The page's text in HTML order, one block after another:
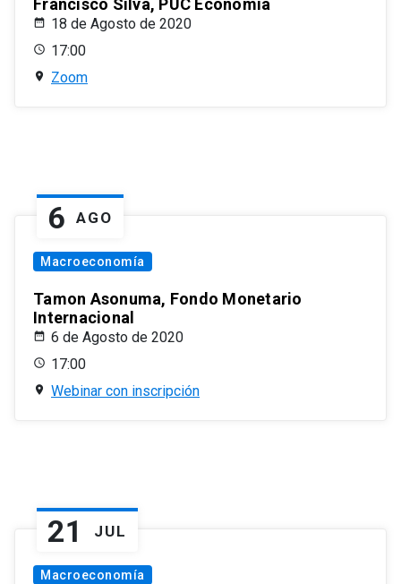
Francisco Silva, PUC Economía
18 de Agosto de 2020
17:00
Zoom
6 AGO
Macroeconomía
Tamon Asonuma, Fondo Monetario
Internacional
6 de Agosto de 2020
17:00
Webinar con inscripción
21 JUL
Macroeconomía